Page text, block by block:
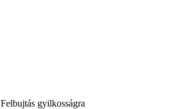
Felbujtás gyilkosságra